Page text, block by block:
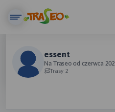
essent
Na Traseo od czerwca
Trasy 2